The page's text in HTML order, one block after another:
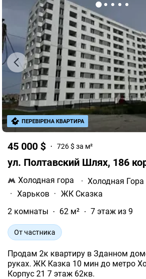
45 000 $ 726 $ за м²
ул. Полтавский Шлях, 186
Холодная гора · Холодная Гора
· Харьков · ЖК Сказка
2 комнаты
62 м² 7 этаж из 9
От частника
Продам 2к квартиру в Зданном
руках. ЖК Казка 10 мин до метро
Корпус 21 7 этаж 62кв.
ПЕРЕВІРЕНА КВАРТИРА